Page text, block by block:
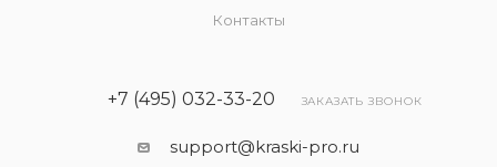
Контакты
+7 (495) 032-33-20 ЗАКАЗАТЬ ЗВОНОК
support@kraski-pro.ru